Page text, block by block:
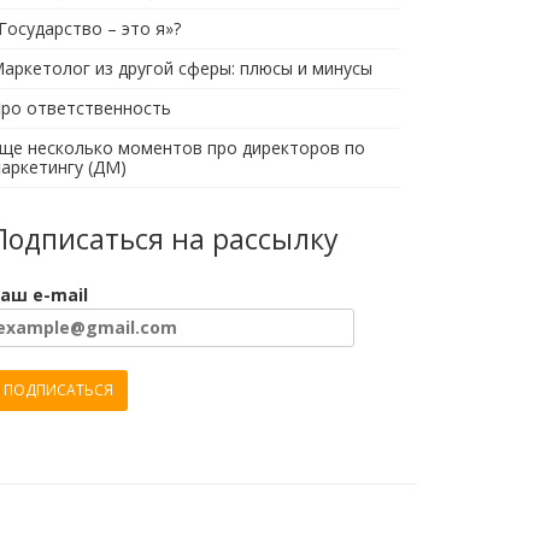
– это я»?
из другой сферы: плюсы и минусы
ответственность
несколько моментов про директоров по
(ДМ)
на рассылку
e-mail